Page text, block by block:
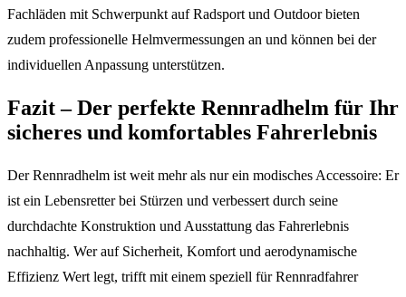
Fachläden mit Schwerpunkt auf Radsport und Outdoor bieten
zudem professionelle Helmvermessungen an und können bei der
individuellen Anpassung unterstützen.
Fazit – Der perfekte Rennradhelm für Ihr
sicheres und komfortables Fahrerlebnis
Der Rennradhelm ist weit mehr als nur ein modisches Accessoire: Er
ist ein Lebensretter bei Stürzen und verbessert durch seine
durchdachte Konstruktion und Ausstattung das Fahrerlebnis
nachhaltig. Wer auf Sicherheit, Komfort und aerodynamische
Effizienz Wert legt, trifft mit einem speziell für Rennradfahrer